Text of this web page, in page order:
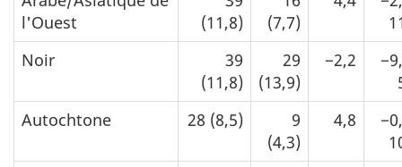
l'Ouest
(11,8)
(7,7)
Noir
39
(11,8)
29
(13,9)
−2,2
Autochtone
28 (8,5)
9
(4,3)
4,8